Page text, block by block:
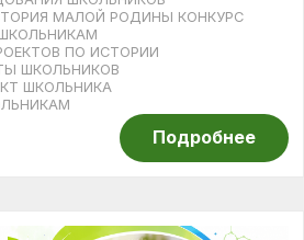
МАЛОЙ РОДИНЫ КОНКУРС
ПО ИСТОРИИ
ШКОЛЬНИКОВ
ШКОЛЬНИКА
Подробнее